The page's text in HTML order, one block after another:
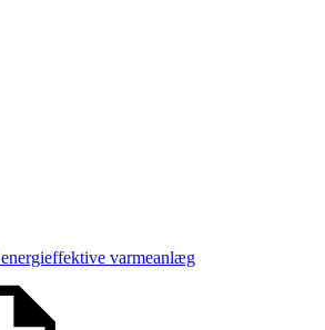
varmeanlæg